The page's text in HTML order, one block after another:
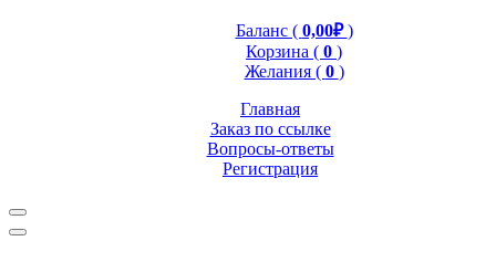
Баланс ( 0,00₽)
Корзина ( 0 )
Желания ( 0 )
Главная
Заказ по ссылке
Вопросы-ответы
Регистрация